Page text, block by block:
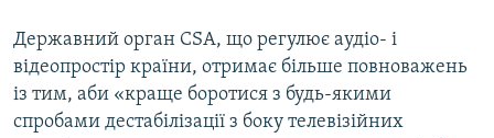
Державний орган CSA, що регулює аудіо- і
відеопростір країни, отримає більше повноважень
із тим, аби «краще боротися з будь-якими
спробами дестабілізації з боку телевізійних